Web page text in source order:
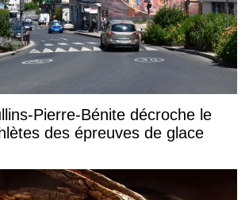
Pierre-Bénite décroche le
des épreuves de glace